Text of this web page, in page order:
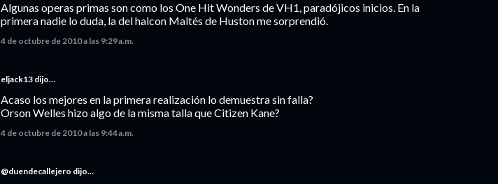
Algunas operas primas son como los One Hit Wonders de VH1, paradójicos inicios. En la
primera nadie lo duda, la del halcon Maltés de Huston me sorprendió.
4 de octubre de 2010 a las 9:29 a.m.
eljack13 dijo…
Acaso los mejores en la primera realización lo demuestra sin falla?
Orson Welles hizo algo de la misma talla que Citizen Kane?
4 de octubre de 2010 a las 9:44 a.m.
@duendecallejero dijo…